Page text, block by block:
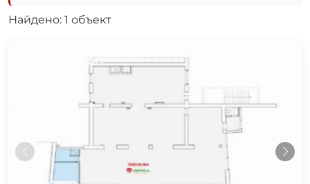
Найдено: 1 объект